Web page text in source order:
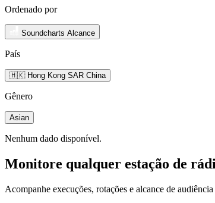
Ordenado por
Soundcharts Alcance
País
🇭🇰 Hong Kong SAR China
Gênero
Asian
Nenhum dado disponível.
Monitore qualquer estação de
Acompanhe execuções, rotações e alcance de